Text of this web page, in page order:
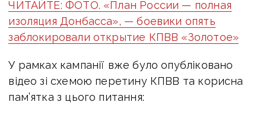
ЧИТАЙТЕ: ФОТО. «План России — полная
изоляция Донбасса», — боевики опять
заблокировали открытие КПВВ «Золотое»
У рамках кампанії вже було опубліковано
відео зі схемою перетину КПВВ та корисна
пам’ятка з цього питання: